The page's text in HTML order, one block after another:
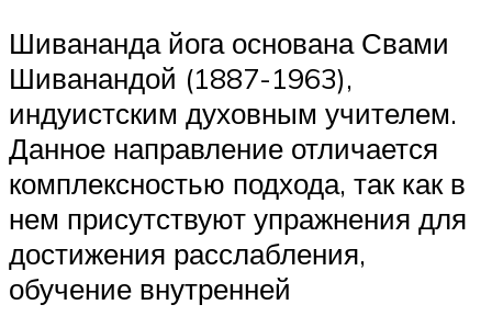
Шивананда йога основана Свами
Шиванандой (1887-1963),
индуистским духовным учителем.
Данное направление отличается
комплексностью подхода, так как в
нем присутствуют упражнения для
достижения расслабления,
обучение внутренней